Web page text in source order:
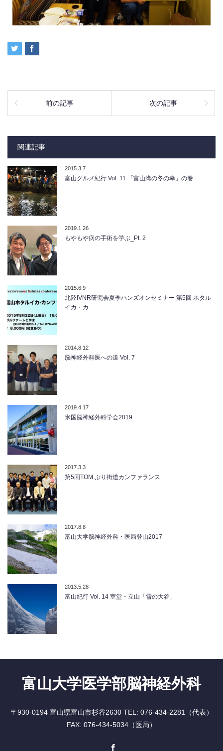
前の記事 次の記事
関連記事
2015.3.7
富山グルメ紀行 Vol. 11 「富山湾の冬の幸」の巻
2019.1.26
もやもや病の手術を学ぶ_Pt. 2
2015.6.9
北陸IVNR研究会夏季ハンズオンセミナー 第5回 ホタル
イカ・カ…
2014.8.12
脳神経外科医への道 Vol. 7
2019.4.17
米国脳神経外科学会2019
2017.3.3
第5回TOM ぶり街道カンファランス
2017.8.8
富山大学脳神経外科・医局登山2017
2013.5.28
富山紀行 Vol. 14 室堂・立山「雪の大谷」
富山大学医学部脳神経外科
〒930-0194 富山県富山市杉谷2630 TEL: 076-434-2281（代表）
FAX: 076-434-5034（医局）